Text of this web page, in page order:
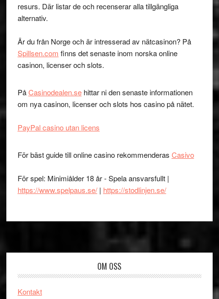
resurs. Där listar de och recenserar alla tillgängliga
alternativ.
Är du från Norge och är intresserad av nätcasinon? På
Spillsen.com finns det senaste inom norska online
casinon, licenser och slots.
PåCasinodealen.sehittar ni den senaste informationen
om nya casinon, licenser och slots hos casino på nätet.
PayPal casino utan licens
För bäst guide till online casino rekommenderas Casivo
För spel: Minimiålder 18 år - Spela ansvarsfullt |
https://www.spelpaus.se/| https://stodlinjen.se/
OM OSS
Kontakt